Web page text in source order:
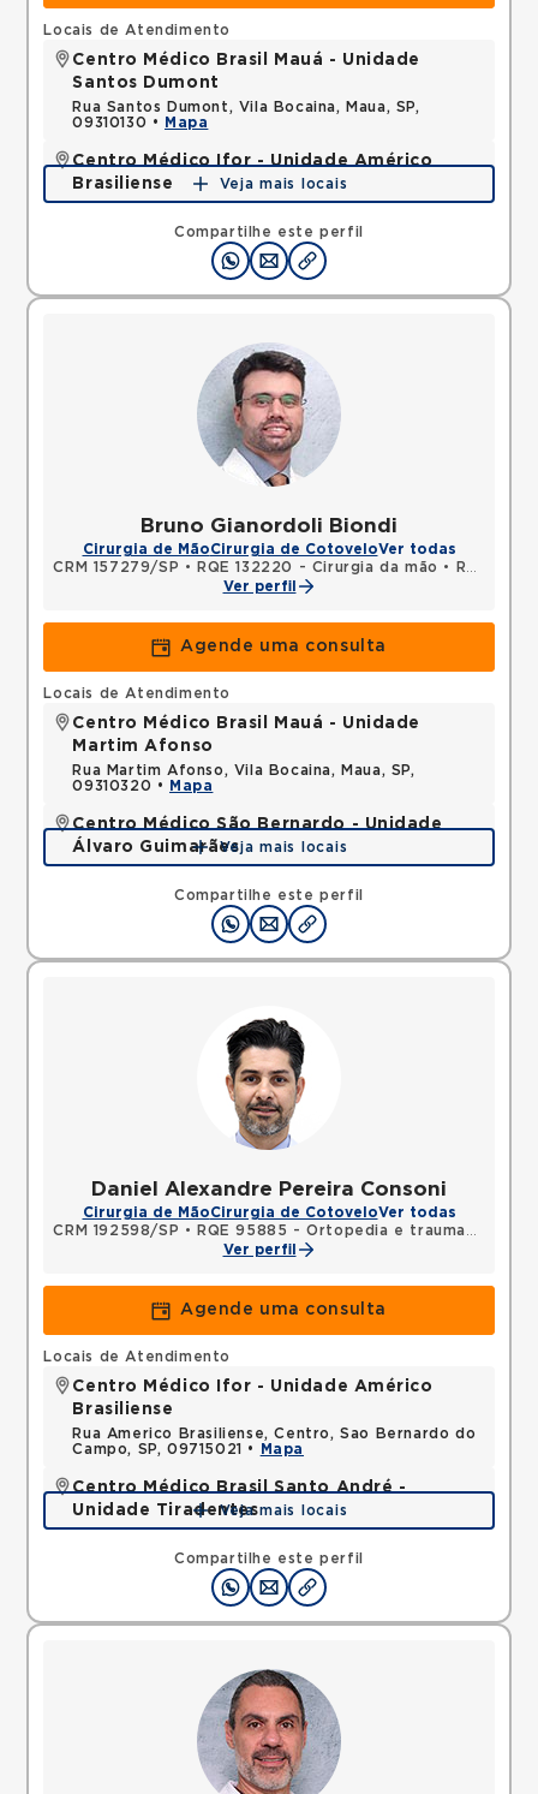
Compartilhe este perfil
Locais de Atendimento
Centro Médico Brasil Mauá - Unidade
Santos Dumont
Rua Santos Dumont, Vila Bocaina, Maua, SP,
09310130 •
Mapa
Centro Médico Ifor - Unidade Américo
Brasiliense
Rua Americo Brasiliense, Centro, Sao Bernardo do
Campo, SP, 09715021 •
Mapa
Veja mais locais
Bruno Gianordoli Biondi
Cirurgia de MãoCirurgia de CotoveloVer todas
CRM 157279/SP • RQE 132220 - Cirurgia da mão •
RQE 142332 - Ortopedia e traumatologia
Ver perfil
Agende uma consulta
Compartilhe este perfil
Locais de Atendimento
Centro Médico Brasil Mauá - Unidade
Martim Afonso
Rua Martim Afonso, Vila Bocaina, Maua, SP,
09310320 •
Mapa
Centro Médico São Bernardo - Unidade
Álvaro Guimarães
Avenida Alvaro Guimaraes, Assuncao, Sao Bernardo
do Campo, SP, 09810010 •
Mapa
Veja mais locais
Daniel Alexandre Pereira Consoni
Cirurgia de MãoCirurgia de CotoveloVer todas
CRM 192598/SP •
RQE 95885 - Ortopedia e traumatologia
Ver perfil
Agende uma consulta
Compartilhe este perfil
Locais de Atendimento
Centro Médico Ifor - Unidade Américo
Brasiliense
Rua Americo Brasiliense, Centro, Sao Bernardo do
Campo, SP, 09715021 •
Mapa
Centro Médico Brasil Santo André -
Unidade Tiradentes
Rua Tiradentes, Vila Dora, Santo Andre, SP,
09030560 •Mapa
Veja mais locais